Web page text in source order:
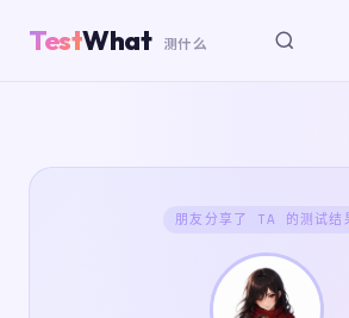
TestWhat 测什么
朋友分享了 TA 的测试结